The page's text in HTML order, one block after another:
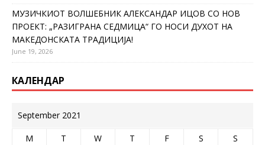
МУЗИЧКИОТ ВОЛШЕБНИК АЛЕКСАНДАР ИЦОВ СО НОВ
ПРОЕКТ: „РАЗИГРАНА СЕДМИЦА“ ГО НОСИ ДУХОТ НА
МАКЕДОНСКАТА ТРАДИЦИЈА!
June 19, 2026
КАЛЕНДАР
September 2021
M T W T F S
S